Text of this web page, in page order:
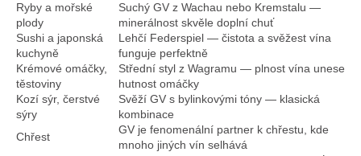
Ryby a mořské
plody
Suchý GV z Wachau nebo Kremstalu —
minerálnost skvěle doplní chuť
Sushi a japonská
kuchyně
Lehčí Federspiel — čistota a svěžest vína
funguje perfektně
Krémové omáčky,
těstoviny
Střední styl z Wagramu — plnost vína unese
hutnost omáčky
Kozí sýr, čerstvé
sýry
Svěží GV s bylinkovými tóny — klasická
kombinace
Chřest
GV je fenomenální partner k chřestu, kde
mnoho jiných vín selhává